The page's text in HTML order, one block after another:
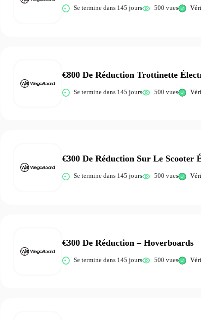
Se termine dans 145 jours 500 vues
€800 De Réduction Trottinette
Se termine dans 145 jours 500 vues
€300 De Réduction Sur Le Scooter
Se termine dans 145 jours 500 vues
€300 De Réduction – Hoverboards
Se termine dans 145 jours 500 vues